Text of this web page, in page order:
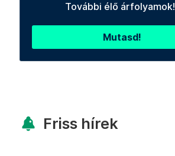
További élő árfolyamok!
Mutasd!
Friss hírek